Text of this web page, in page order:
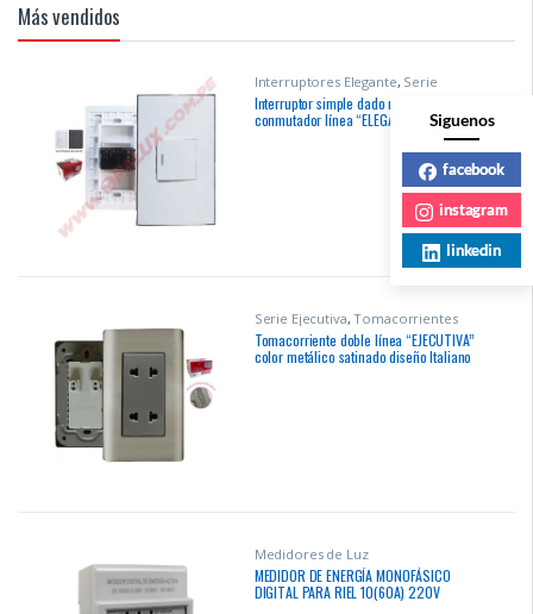
Más vendidos
Interruptores Elegante, Serie
Elegante
Interruptor simple dado mediano
conmutador línea “ELEGANT” color
blanco diseño Italiano con indicador
visual nocturno fotoluminicente marca
Serie Ejecutiva,Tomacorrientes
Ejecutiva
Tomacorriente doble línea “EJECUTIVA”
color metálico satinado diseño Italiano
Medidores de Luz
MEDIDOR DE ENERGÍA MONOFÁSICO
DIGITAL PARA RIEL 10(60A) 220V
Siguenos
facebook
instagram
linkedin